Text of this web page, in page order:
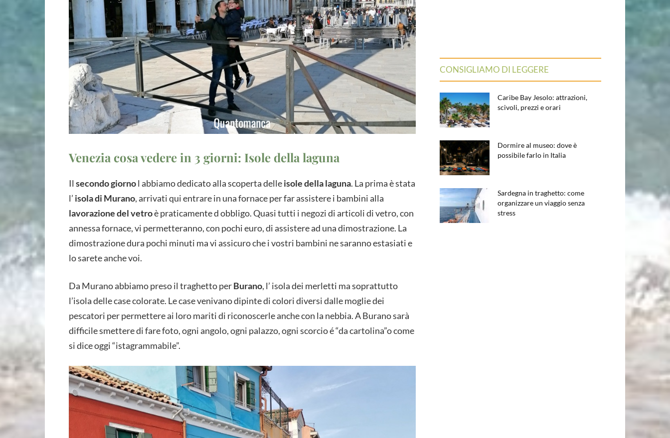
Venezia cosa vedere in 3 giorni: Isole della laguna
Il secondo giornol abbiamo dedicato alla scoperta delleisole della laguna. La prima è stata
l’ isola di Murano, arrivati qui entrare in una fornace per far assistere i bambini alla
lavorazione del vetroè praticamente d obbligo. Quasi tutti i negozi di articoli di vetro, con
annessa fornace, vi permetteranno, con pochi euro, di assistere ad una dimostrazione. La
dimostrazione dura pochi minuti ma vi assicuro che i vostri bambini ne saranno estasiati e
lo sarete anche voi.
Da Murano abbiamo preso il traghetto perBurano, l’ isola dei merletti ma soprattutto
l’isola delle case colorate. Le case venivano dipinte di colori diversi dalle moglie dei
pescatori per permettere ai loro mariti di riconoscerle anche con la nebbia. A Burano sarà
difficile smettere di fare foto, ogni angolo, ogni palazzo, ogni scorcio é “da cartolina”o come
si dice oggi “istagrammabile”.
CONSIGLIAMO DI LEGGERE
Caribe Bay Jesolo: attrazioni,
scivoli, prezzi e orari
Dormire al museo: dove è
possibile farlo in Italia
Sardegna in traghetto: come
organizzare un viaggio senza
stress